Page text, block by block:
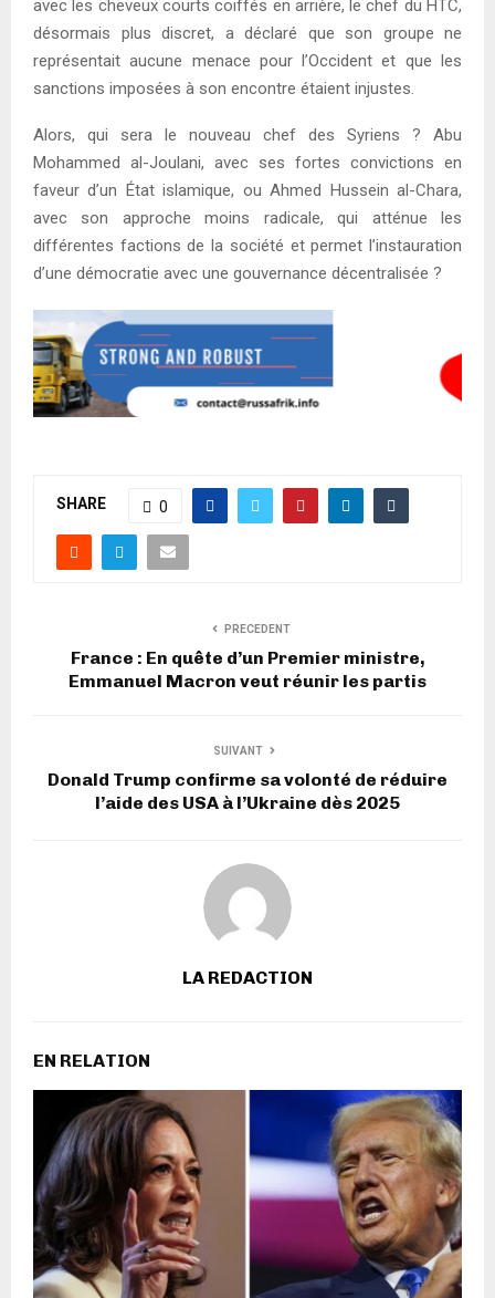
avec les cheveux courts coiffés en arrière, le chef du HTC,
désormais plus discret, a déclaré que son groupe ne
représentait aucune menace pour l’Occident et que les
sanctions imposées à son encontre étaient injustes.
Alors, qui sera le nouveau chef des Syriens ? Abu
Mohammed al-Joulani, avec ses fortes convictions en
faveur d’un État islamique, ou Ahmed Hussein al-Chara,
avec son approche moins radicale, qui atténue les
différentes factions de la société et permet l’instauration
d’une démocratie avec une gouvernance décentralisée ?
SHARE 0
PRECEDENT
France : En quête d’un Premier ministre,
Emmanuel Macron veut réunir les partis
SUIVANT
Donald Trump confirme sa volonté de réduire
l’aide des USA à l’Ukraine dès 2025
LA REDACTION
EN RELATION